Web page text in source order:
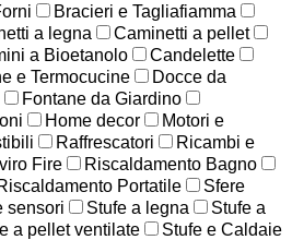
Bracieri e Tagliafiamma
a legna
Caminetti a pellet
a Bioetanolo
Candelette
e Termocucine
Docce da
Fontane da Giardino
Home decor
Motori e
Raffrescatori
Ricambi e
Fire
Riscaldamento Bagno
Portatile
Sfere
sensori Stufe a legna
Stufe a
a pellet ventilate
Stufe e Caldaie